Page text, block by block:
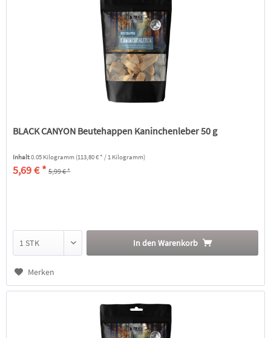
BLACK CANYON Beutehappen Kaninchenleber 50 g
Inhalt0.05 Kilogramm (113,80 € * / 1 Kilogramm)
5,69 € * 5,99 € *
In den Warenkorb
Merken